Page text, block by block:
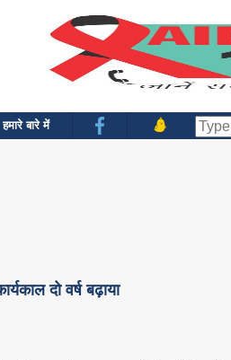
हमारे बारे में
दो वर्ष बढ़ाया